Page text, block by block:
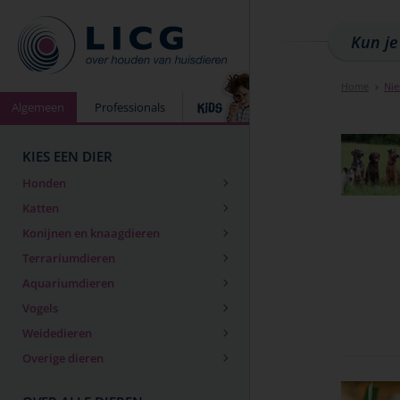
Algemeen Professionals
KIES EEN DIER
Honden
Katten
Konijnen en knaagdieren
Terrariumdieren
Aquariumdieren
Vogels
Weidedieren
Overige dieren
Home